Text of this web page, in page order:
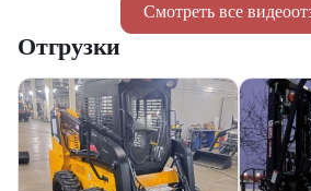
Смотреть все
Отгрузки